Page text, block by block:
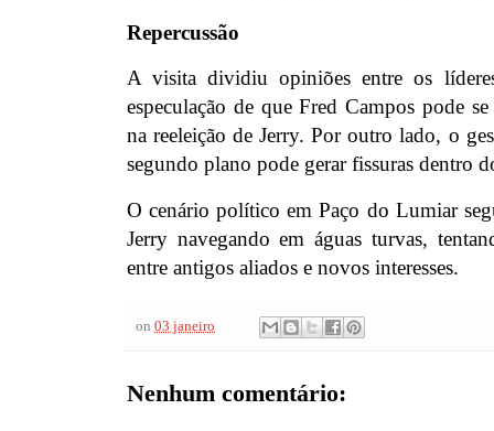
Repercussão
A visita dividiu opiniões entre os
especulação de que Fred Campos pode
na reeleição de Jerry. Por outro lado, o
segundo plano pode gerar fissuras dentro
O cenário político em Paço do Lumiar
Jerry navegando em águas turvas,
entre antigos aliados e novos interesses.
on 03 janeiro
Nenhum comentário: